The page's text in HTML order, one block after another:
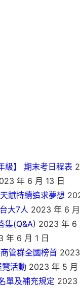
級】 期末考日程表
年 6 月 13 日
賦持續追求夢想
大7人 2023 年 6
集(Q&A) 2023 年 6
年 6 月 1 日
管群全國榜首
活動 2023 年 5 月
單及補充規定 2023